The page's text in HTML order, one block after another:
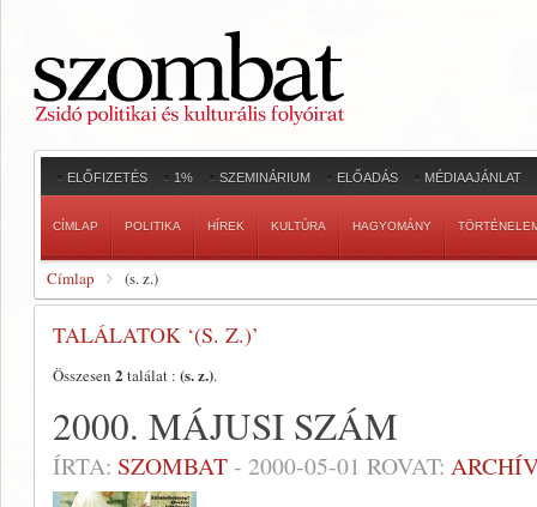
ELŐFIZETÉS 1% SZEMINÁRIUM ELŐADÁS MÉDIAAJÁNLAT
CÍMLAP POLITIKA HÍREK KULTÚRA HAGYOMÁNY
Címlap (s. z.)
TALÁLATOK ‘(S. Z.)’
Összesen 2 találat : (s. z.).
2000. MÁJUSI SZÁM
ÍRTA: SZOMBAT- 2000-05-01 ROVAT: